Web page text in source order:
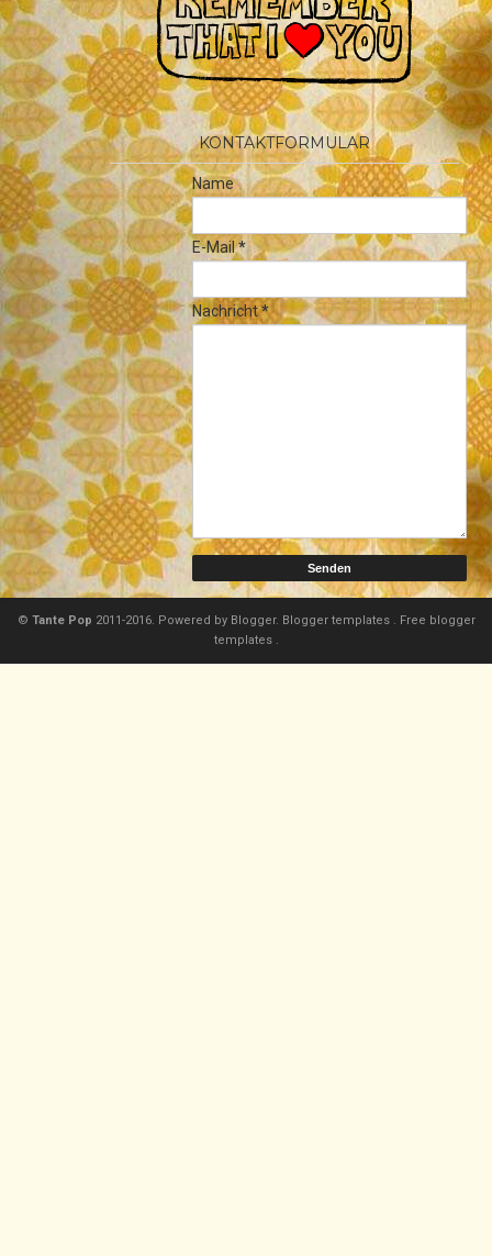
KONTAKTFORMULAR
Name
E-Mail*
Nachricht*
© Tante Pop 2011-2016. Powered by Blogger. Blogger templates . Free blogger
templates .